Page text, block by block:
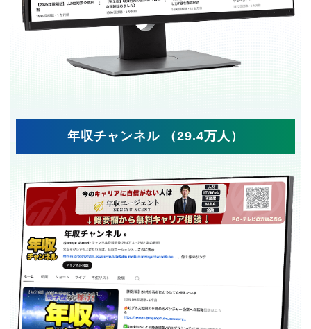
年収チャンネル （29.4万人）